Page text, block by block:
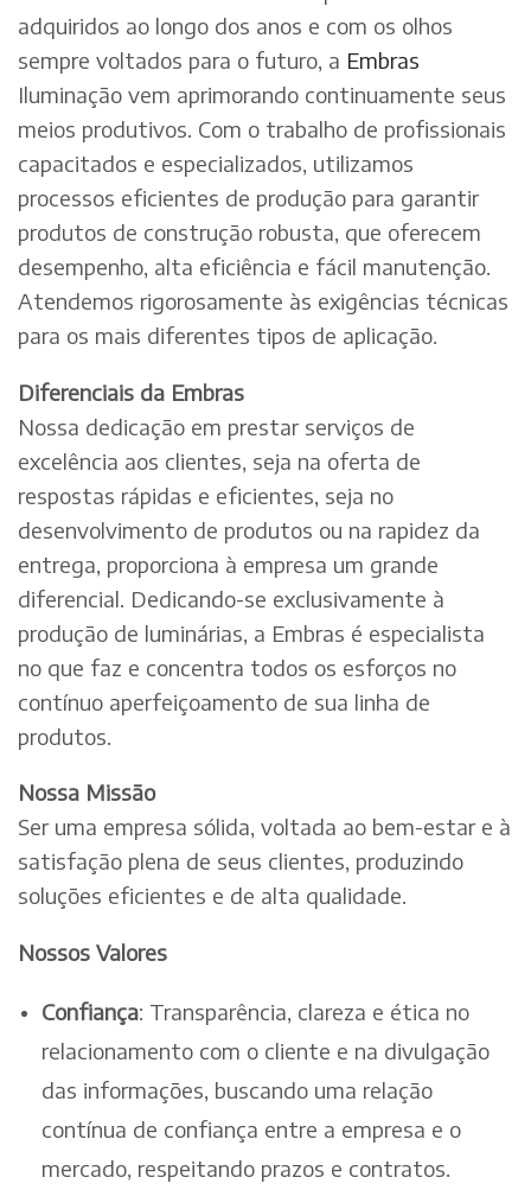
adquiridos ao longo dos anos e com os olhos
sempre voltados para o futuro, a Embras
Iluminação vem aprimorando continuamente seus
meios produtivos. Com o trabalho de profissionais
capacitados e especializados, utilizamos
processos eficientes de produção para garantir
produtos de construção robusta, que oferecem
desempenho, alta eficiência e fácil manutenção.
Atendemos rigorosamente às exigências técnicas
para os mais diferentes tipos de aplicação.
Diferenciais da Embras
Nossa dedicação em prestar serviços de
excelência aos clientes, seja na oferta de
respostas rápidas e eficientes, seja no
desenvolvimento de produtos ou na rapidez da
entrega, proporciona à empresa um grande
diferencial. Dedicando-se exclusivamente à
produção de luminárias, a Embras é especialista
no que faz e concentra todos os esforços no
contínuo aperfeiçoamento de sua linha de
produtos.
Nossa Missão
Ser uma empresa sólida, voltada ao bem-estar e à
satisfação plena de seus clientes, produzindo
soluções eficientes e de alta qualidade.
Nossos Valores
Confiança: Transparência, clareza e ética no
relacionamento com o cliente e na divulgação
das informações, buscando uma relação
contínua de confiança entre a empresa e o
mercado, respeitando prazos e contratos.